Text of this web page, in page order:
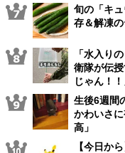
旬の「キ
存＆解凍
「水入り
衛隊が伝
じゃん！！
生後6週間
かわいさ
高」
【今日か